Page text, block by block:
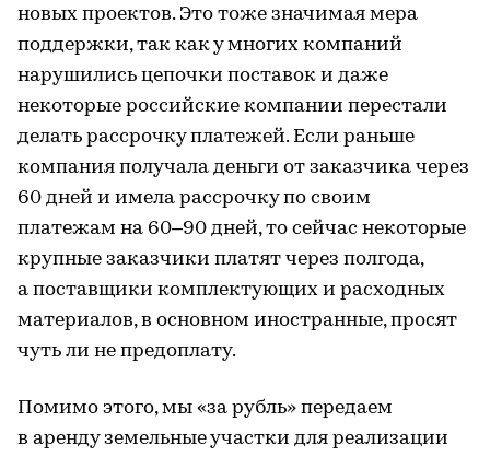
новых проектов. Это тоже значимая мера
поддержки, так как у многих компаний
нарушились цепочки поставок и даже
некоторые российские компании перестали
делать рассрочку платежей. Если раньше
компания получала деньги от заказчика через
60 дней и имела рассрочку по своим
платежам на 60–90 дней, то сейчас некоторые
крупные заказчики платят через полгода,
а поставщики комплектующих и расходных
материалов, в основном иностранные, просят
чуть ли не предоплату.
Помимо этого, мы «за рубль» передаем
в аренду земельные участки для реализации